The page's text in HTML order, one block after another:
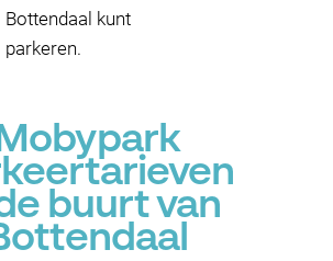
Bottendaal kunt
parkeren.
buurt van